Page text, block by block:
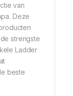
van
Deze
strengste
Ladder
beste